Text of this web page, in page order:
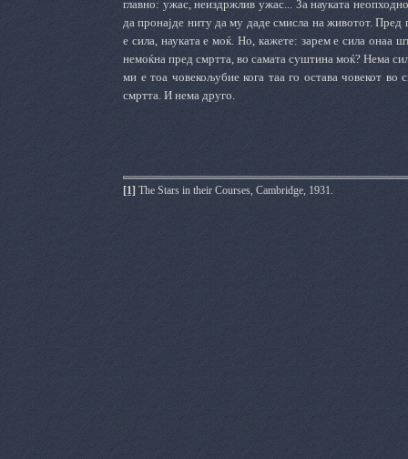
главно: ужас, неиздржлив ужас... За науката
да пронајде ниту да му даде смисла на животот.
е сила, науката е моќ. Но, кажете: зарем е сила онаа
немоќна пред смртта, во самата суштина моќ? Нема
ми е тоа човекољубие кога таа го остава човекот
смртта. И нема друго.
[1] The Stars in their Courses, Cambridge, 1931.